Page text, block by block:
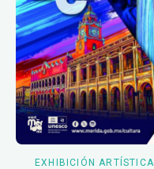
EXHIBICIÓN ARTÍSTICA